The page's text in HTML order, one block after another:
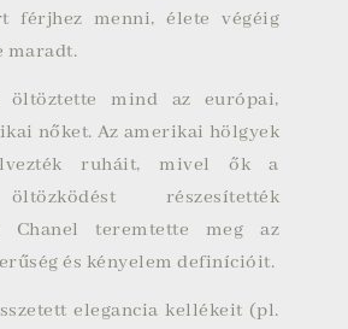
férjhez menni, élete végéig
maradt.
öltöztette mind az európai,
nőket. Az amerikai hölgyek
ruháit, mivel ők a
részesítették
Chanel teremtette meg az
és kényelem definícióit.
elegancia kellékeit (pl.